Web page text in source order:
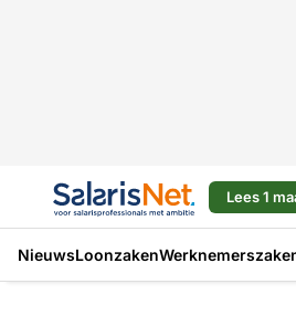
Lees 1
NieuwsLoonzaken